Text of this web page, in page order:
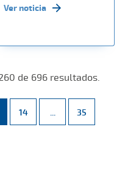
Ver noticia
de 696 resultados.
Use TAB para desplazarse.
Página
14 ... Páginas
Página
35